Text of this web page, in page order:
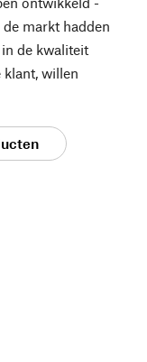
markt hadden
de kwaliteit
klant, willen